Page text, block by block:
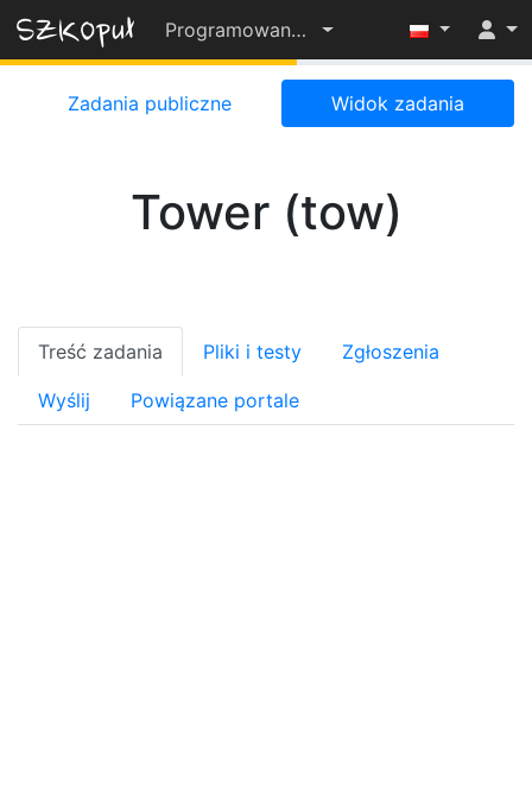
Programowanie-OD-PODSTAW-2022-23
55%
Zadania publiczne Widok zadania
Tower (tow)
Treść zadania Pliki i testy Zgłoszenia
Wyślij Powiązane portale